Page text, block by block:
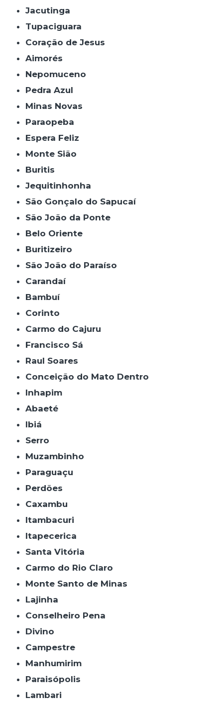
Jacutinga
Tupaciguara
Coração de Jesus
Aimorés
Nepomuceno
Pedra Azul
Minas Novas
Paraopeba
Espera Feliz
Monte Sião
Buritis
Jequitinhonha
São Gonçalo do Sapucaí
São João da Ponte
Belo Oriente
Buritizeiro
São João do Paraíso
Carandaí
Bambuí
Corinto
Carmo do Cajuru
Francisco Sá
Raul Soares
Conceição do Mato Dentro
Inhapim
Abaeté
Ibiá
Serro
Muzambinho
Paraguaçu
Perdões
Caxambu
Itambacuri
Itapecerica
Santa Vitória
Carmo do Rio Claro
Monte Santo de Minas
Lajinha
Conselheiro Pena
Divino
Campestre
Manhumirim
Paraisópolis
Lambari